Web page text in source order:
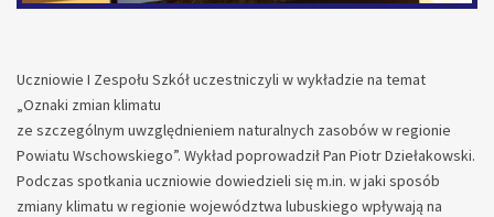
Uczniowie I Zespołu Szkół uczestniczyli w wykładzie na temat
„Oznaki zmian klimatu
ze szczególnym uwzględnieniem naturalnych zasobów w regionie
Powiatu Wschowskiego”. Wykład poprowadził Pan Piotr Dziełakowski.
Podczas spotkania uczniowie dowiedzieli się m.in. w jaki sposób
zmiany klimatu w regionie województwa lubuskiego wpływają na